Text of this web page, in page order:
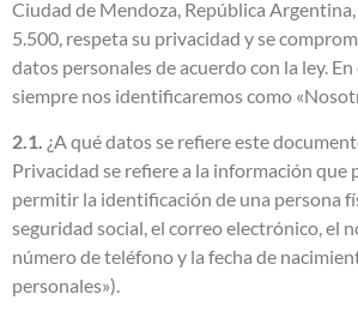
Ciudad de Mendoza, República
5.500, respeta su privacidad y se
datos personales de acuerdo con la ley.
siempre nos identificaremos como
2.1. ¿A qué datos se refiere este
Privacidad se refiere a la información que
permitir la identificación de una persona
seguridad social, el correo electrónico, el
número de teléfono y la fecha de
personales»).